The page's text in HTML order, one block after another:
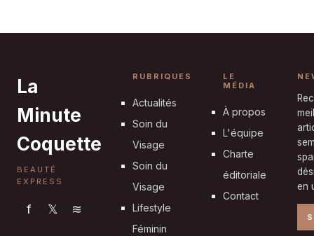
La
Minute
Coquette
BEAUTÉ
EXPRESS
f 𝕏 ≋
RUBRIQUES
Actualités
Soin du
Visage
Soin du
Visage
Lifestyle
Féminin
LE
MÉDIA
À propos
L'équipe
Charte
éditoriale
Contact
en